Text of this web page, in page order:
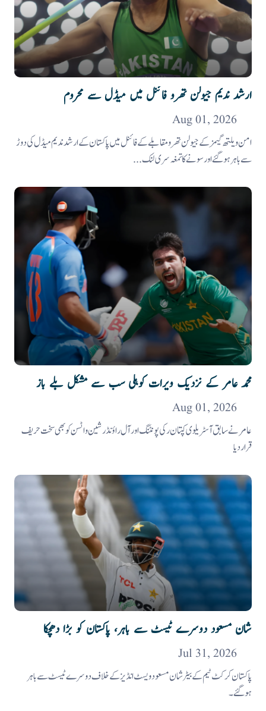
ارشد ندیم جیولن تھرو فائنل میں میڈل سے محروم
Aug 01, 2026
امن ویلتھ گیمز کے جیولن تھرو مقابلے کے فائنل میں پاکستان کے ارشد ندیم میڈل کی دوڑ
سے باہر ہوگئے اور سونے کا تمغہ سری لنک...
محمد عامر کے نزدیک ویرات کوہلی سب سے مشکل بلے باز
Aug 01, 2026
عامر نے سابق آسٹریلوی کپتان رکی پونٹنگ اور آل راؤنڈر شین واٹسن کو بھی سخت حریف
قرار دیا
شان مسعود دوسرے ٹیسٹ سے باہر، پاکستان کو بڑا دھچکا
Jul 31, 2026
پاکستان کرکٹ ٹیم کے بیٹر شان مسعود ویسٹ انڈیز کے خلاف دوسرے ٹیسٹ سے باہر
ہوگئے۔